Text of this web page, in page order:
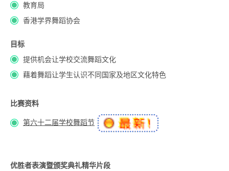
教育局
香港学界舞蹈协会
目标
提供机会让学校交流舞蹈文化
藉着舞蹈让学生认识不同国家及地区文化特色
比赛资料
第六十二届学校舞蹈节
优胜者表演暨颁奖典礼精华片段